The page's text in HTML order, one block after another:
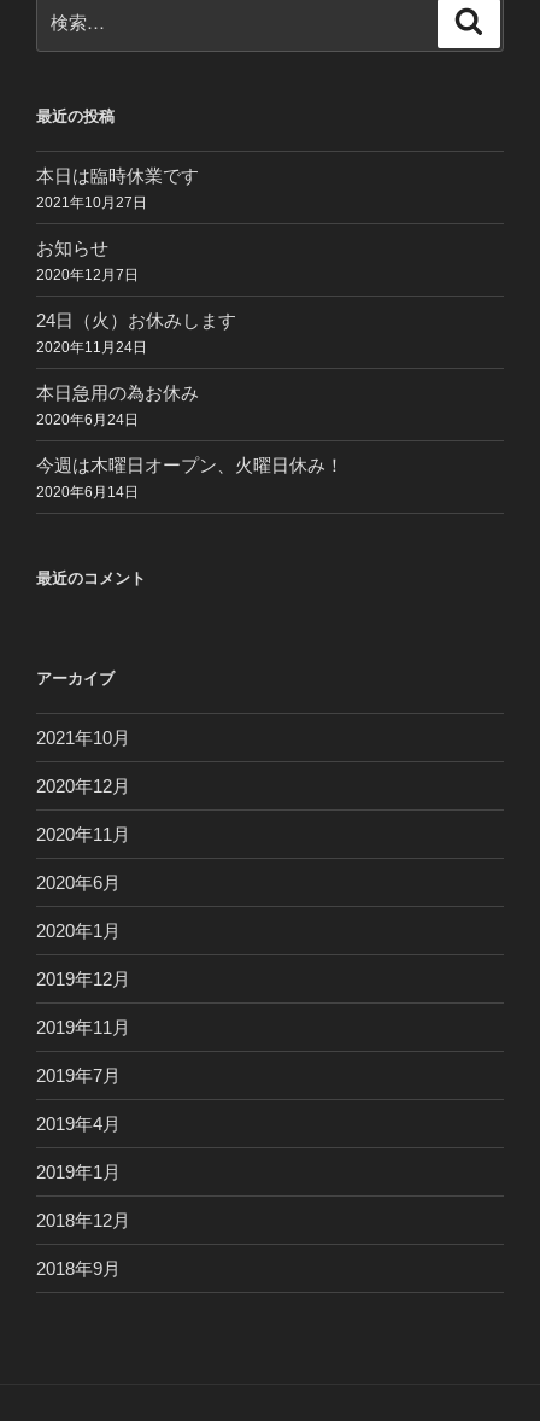
ン
索:
最近の投稿
本日は臨時休業です
2021年10月27日
お知らせ
2020年12月7日
24日（火）お休みします
2020年11月24日
本日急用の為お休み
2020年6月24日
今週は木曜日オープン、火曜日休み！
2020年6月14日
最近のコメント
アーカイブ
2021年10月
2020年12月
2020年11月
2020年6月
2020年1月
2019年12月
2019年11月
2019年7月
2019年4月
2019年1月
2018年12月
2018年9月